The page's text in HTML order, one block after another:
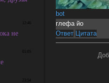
bot
глефа йо
Ответ Цитата